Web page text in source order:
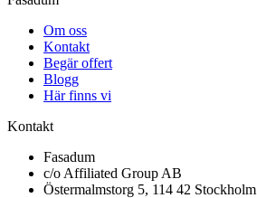
Om oss
Kontakt
Begär offert
Blogg
Här finns vi
Kontakt
Fasadum
c/o Affiliated Group AB
Östermalmstorg 5, 114 42 Stockholm